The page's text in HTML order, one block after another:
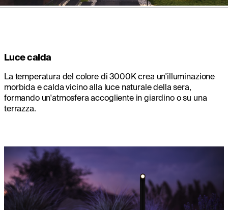
Luce calda
La temperatura del colore di 3000K crea un'illuminazione
morbida e calda vicino alla luce naturale della sera,
formando un'atmosfera accogliente in giardino o su una
terrazza.